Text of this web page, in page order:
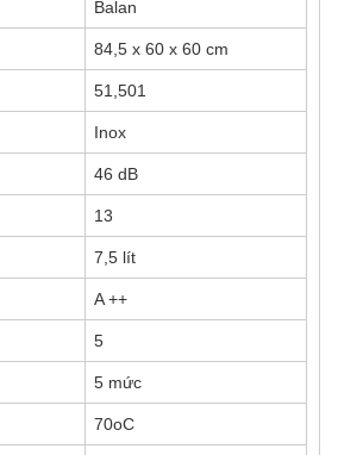
Balan
84,5 x 60 x 60 cm
51,501
Inox
46 dB
13
7,5 lít
A ++
5
5 mức
70oC